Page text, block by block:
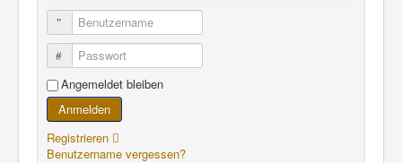
Benutzername
Passwort
Angemeldet bleiben
Anmelden
Registrieren
Benutzername vergessen?